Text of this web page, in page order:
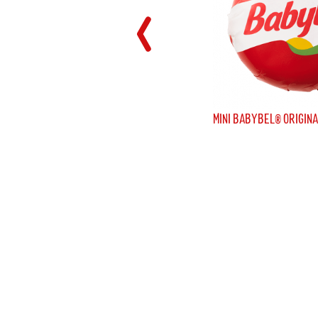
MINI BABYBEL®